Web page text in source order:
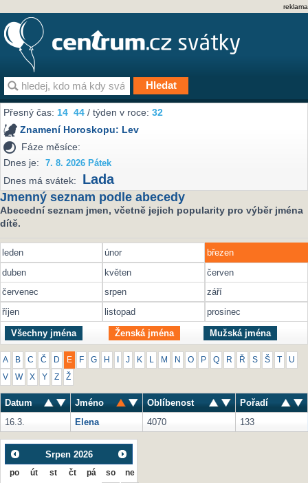
reklama
Přesný čas:14 44 / týden v roce:32
Znamení Horoskopu: Lev
Fáze měsíce:
Dnes je:
7. 8. 2026 Pátek
Dnes má svátek: Lada
Jmenný seznam podle abecedy
Abecední seznam jmen, včetně jejich popularity pro výběr jména
dítě.
leden únor
březen
duben
květen
červen
červenec
srpen
září
říjen
listopad prosinec
Všechny jména Ženská jména Mužská jména
A B C Č D E F G H J K M N O P Q R Ř S Š U
V W X Y Z Ž
Datum Jméno Oblíbenost
Pořadí
16.3.
Elena 4070 133
Srpen 2026
po út st čt pá so ne